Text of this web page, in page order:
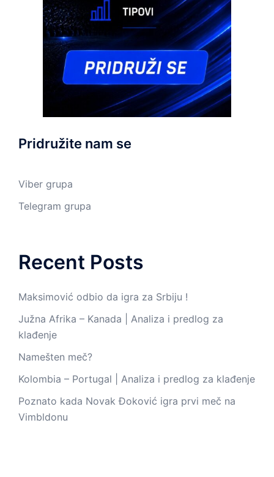
Pridružite nam se
Viber grupa
Telegram grupa
Recent Posts
Maksimović odbio da igra za Srbiju !
Južna Afrika – Kanada | Analiza i predlog za
klađenje
Namešten meč?
Kolombia – Portugal | Analiza i predlog za klađenje
Poznato kada Novak Đoković igra prvi meč na
Vimbldonu